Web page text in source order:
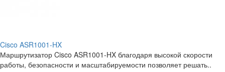
Cisco ASR1001-HX
Маршрутизатор Cisco ASR1001-HX благодаря высокой скорости
работы, безопасности и масштабируемости позволяет решать..